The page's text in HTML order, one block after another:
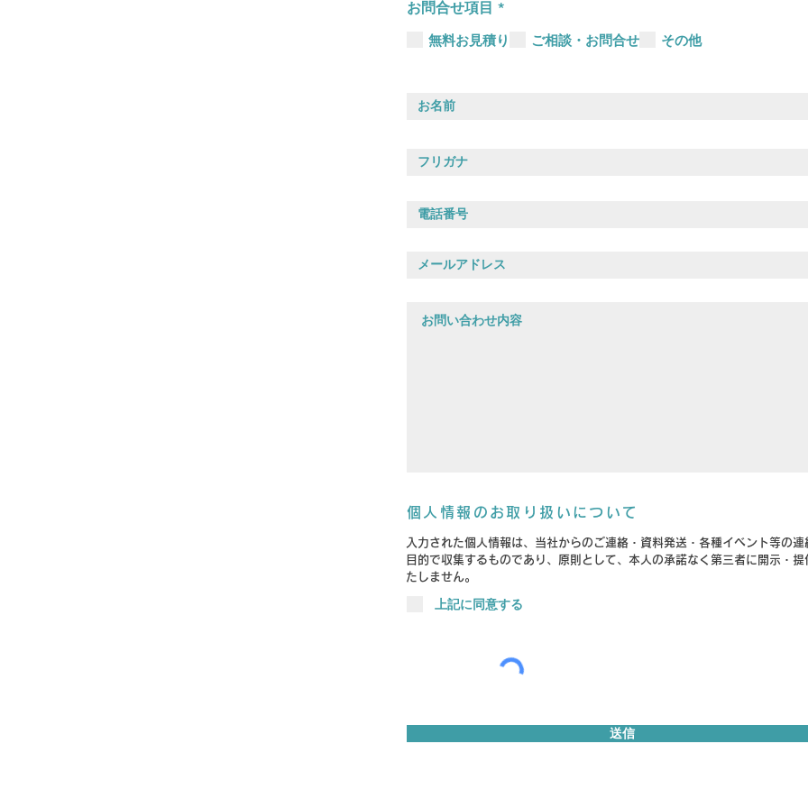
お問合せ項目 *必
項
目
無料お見積り ご相談・お問合せ その他
入力された個人情報は、当社からのご連絡・資料発送・各種イベント等の連
目的で収集するものであり、 原則として、本人の承諾なく第三者に開示・提
たしません。
上記に同意する
送信
個人情報のお取り扱いについて